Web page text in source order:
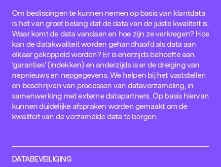
Om beslissingen te kunnen nemen op basis van klantdata
is het van groot belang dat de data van de juiste kwaliteit is.
Waar komt de data vandaan en hoe zijn ze verkregen? Hoe
kan de datakwaliteit worden gehandhaafd als data aan
elkaar gekoppeld worden? Er is enerzijds behoefte aan
‘garanties’ (indekken) en anderzijds is er de dreiging van
nepnieuws en nepgegevens. We helpen bij het vaststellen
en beschrijven van processen van dataverzameling, in
samenwerking met externe datapartners. Op basis hiervan
kunnen duidelijke afspraken worden gemaakt om de
kwaliteit van de verzamelde data te borgen.
DATABEVEILIGING